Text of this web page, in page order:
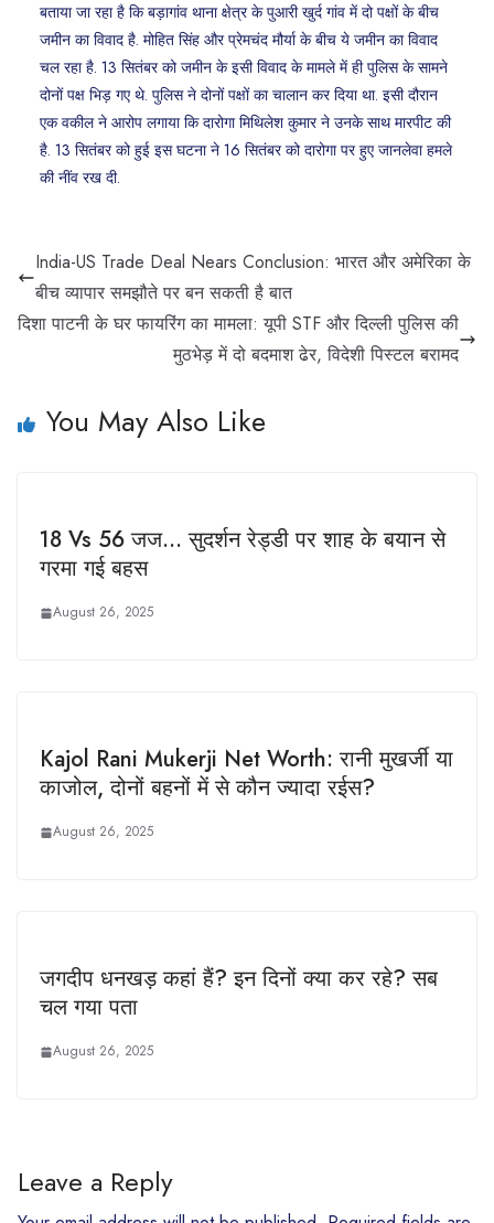
बताया जा रहा है कि बड़ागांव थाना क्षेत्र के पुआरी खुर्द गांव में दो पक्षों के बीच
जमीन का विवाद है. मोहित सिंह और प्रेमचंद मौर्या के बीच ये जमीन का विवाद
चल रहा है. 13 सितंबर को जमीन के इसी विवाद के मामले में ही पुलिस के सामने
दोनों पक्ष भिड़ गए थे. पुलिस ने दोनों पक्षों का चालान कर दिया था. इसी दौरान
एक वकील ने आरोप लगाया कि दारोगा मिथिलेश कुमार ने उनके साथ मारपीट की
है. 13 सितंबर को हुई इस घटना ने 16 सितंबर को दारोगा पर हुए जानलेवा हमले
की नींव रख दी.
India-US Trade Deal Nears Conclusion: भारत और अमेरिका के
बीच व्यापार समझौते पर बन सकती है बात
दिशा पाटनी के घर फायरिंग का मामला: यूपी STF और दिल्ली पुलिस की
मुठभेड़ में दो बदमाश ढेर, विदेशी पिस्टल बरामद
You May Also Like
18 Vs 56 जज… सुदर्शन रेड्डी पर शाह के बयान से
गरमा गई बहस
August 26, 2025
Kajol Rani Mukerji Net Worth: रानी मुखर्जी या
काजोल, दोनों बहनों में से कौन ज्यादा रईस?
August 26, 2025
जगदीप धनखड़ कहां हैं? इन दिनों क्या कर रहे? सब
चल गया पता
August 26, 2025
Leave a Reply